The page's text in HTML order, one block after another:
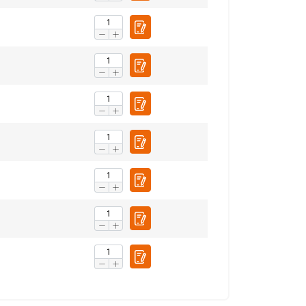
FRENCH
ENGLISH
de